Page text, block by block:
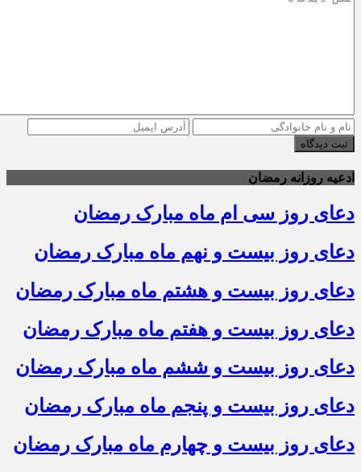
ثبت دیدگاه
ادعیه روزانه رمضان
دعای روز سی ام ماه مبارک رمضان
دعای روز بیست و نهم ماه مبارک رمضان
دعای روز بیست و هشتم ماه مبارک رمضان
دعای روز بیست و هفتم ماه مبارک رمضان
دعای روز بیست و ششم ماه مبارک رمضان
دعای روز بیست و پنجم ماه مبارک رمضان
دعای روز بیست و چهارم ماه مبارک رمضان